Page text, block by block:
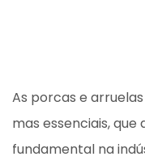
As porcas e
mas essenciais,
fundamental na